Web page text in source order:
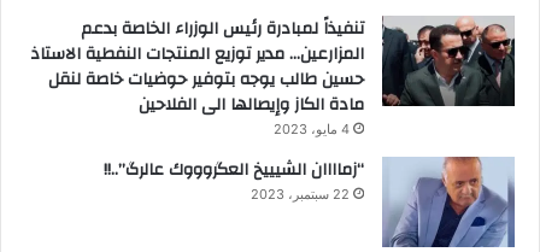
تنفيذاً لمبادرة رئيس الوزراء الخاصة بدعم
المزارعين… مدير توزيع المنتجات النفطية الاستاذ
حسين طالب يوجه بتوفير حوضيات خاصة لنقل
مادة الكاز وإيصالها الى الفلاحين
4 مايو، 2023
“زماااان الشيييخ العگروووك عالرگ”..!!
22 سبتمبر، 2023